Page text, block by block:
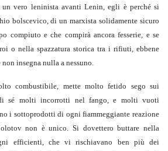
vero leninista avanti Lenin, egli è perché si
bolscevico, di un marxista solidamente sicuro
compiuto e che compirà ancora fesserie, e se
o nella spazzatura storica tra i rifiuti, ebbene
insegna nulla a nessuno.
combustibile, mette molto fetido sego sui
sé molti incorrotti nel fango, e molti vuoti
i sottoprodotti di ogni fiammeggiante reazione
non è unico. Si dovettero buttare nella
efficienti, che vi rischiavano ben più dei